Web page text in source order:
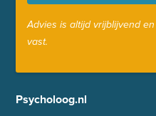
Advies is altijd vrijblijvend
vast.
Psycholoog.nl